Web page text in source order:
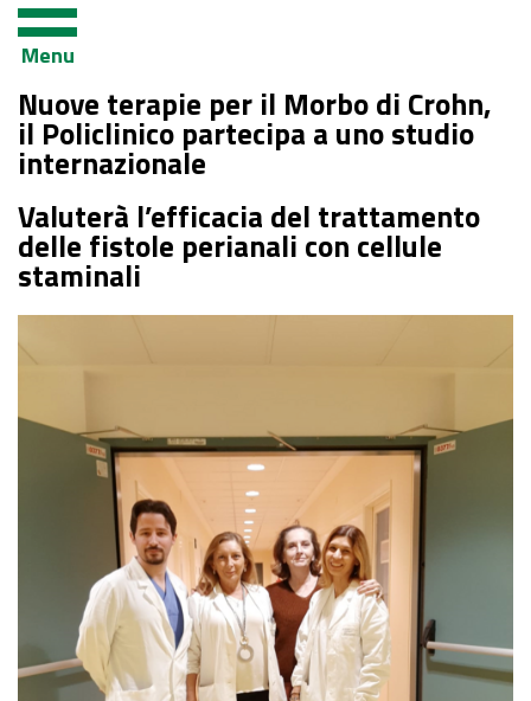
uno studio internazionale
Menu
Nuove terapie per il Morbo di Crohn,
il Policlinico partecipa a uno studio
internazionale
Valuterà l’efficacia del trattamento
delle fistole perianali con cellule
staminali